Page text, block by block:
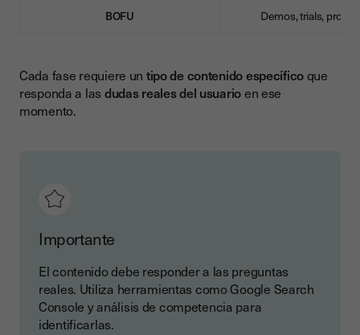
BOFU Demos, trials,
Cada fase requiere un tipo de contenido específicoque
responda a las dudas reales del usuarioen ese
momento.
Importante
El contenido debe responder a las preguntas
reales. Utiliza herramientas como Google Search
Console y análisis de competencia para
identificarlas.